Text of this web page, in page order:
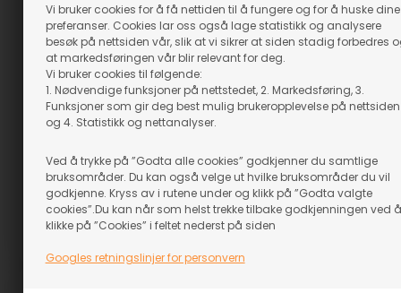
Vi bruker cookies for å få nettiden til å fungere og for å huske dine
preferanser. Cookies lar oss også lage statistikk og analysere
besøk på nettsiden vår, slik at vi sikrer at siden stadig forbedres
at markedsføringen vår blir relevant for deg.
Vi bruker cookies til følgende:
1. Nødvendige funksjoner på nettstedet, 2. Markedsføring, 3.
Funksjoner som gir deg best mulig brukeropplevelse på nettsiden
og 4. Statistikk og nettanalyser.
Ved å trykke på ”Godta alle cookies” godkjenner du samtlige
bruksområder. Du kan også velge ut hvilke bruksområder du vil
godkjenne. Kryss av i rutene under og klikk på ”Godta valgte
cookies”.Du kan når som helst trekke tilbake godkjenningen ved å
klikke på ”Cookies” i feltet nederst på siden
Googles retningslinjer for personvern
Amerikansk Lønn -
52x240x1000 mm
På lager
(inkl. mva)
Evt. leveringskostnader
52x250x1000 mm
På lager
(inkl. mva)
Evt. leveringskostnader